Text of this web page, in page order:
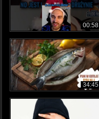
00:58
34:45